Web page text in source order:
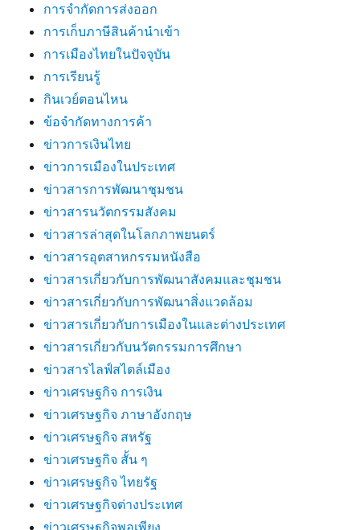
การจำกัดการส่งออก
การเก็บภาษีสินค้านำเข้า
การเมืองไทยในปัจจุบัน
การเรียนรู้
กินเวย์ตอนไหน
ข้อจำกัดทางการค้า
ข่าวการเงินไทย
ข่าวการเมืองในประเทศ
ข่าวสารการพัฒนาชุมชน
ข่าวสารนวัตกรรมสังคม
ข่าวสารล่าสุดในโลกภาพยนตร์
ข่าวสารอุตสาหกรรมหนังสือ
ข่าวสารเกี่ยวกับการพัฒนาสังคมและชุมชน
ข่าวสารเกี่ยวกับการพัฒนาสิ่งแวดล้อม
ข่าวสารเกี่ยวกับการเมืองในและต่างประเทศ
ข่าวสารเกี่ยวกับนวัตกรรมการศึกษา
ข่าวสารไลฟ์สไตล์เมือง
ข่าวเศรษฐกิจ การเงิน
ข่าวเศรษฐกิจ ภาษาอังกฤษ
ข่าวเศรษฐกิจ สหรัฐ
ข่าวเศรษฐกิจ สั้น ๆ
ข่าวเศรษฐกิจ ไทยรัฐ
ข่าวเศรษฐกิจต่างประเทศ